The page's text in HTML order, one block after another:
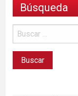
Búsqueda